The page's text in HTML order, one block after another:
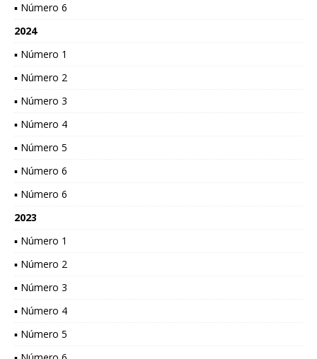
▪ Número 6
2024
▪ Número 1
▪ Número 2
▪ Número 3
▪ Número 4
▪ Número 5
▪ Número 6
▪ Número 6
2023
▪ Número 1
▪ Número 2
▪ Número 3
▪ Número 4
▪ Número 5